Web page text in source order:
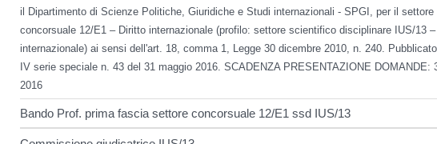
il Dipartimento di Scienze Politiche, Giuridiche e Studi internazionali - SPGI, per il settore
concorsuale 12/E1 – Diritto internazionale (profilo: settore scientifico disciplinare IUS/13
internazionale) ai sensi dell'art. 18, comma 1, Legge 30 dicembre 2010, n. 240.
IV serie speciale n. 43 del 31 maggio 2016. SCADENZA PRESENTAZIONE DOMANDE:
2016
Bando Prof. prima fascia settore concorsuale 12/E1 ssd IUS/13